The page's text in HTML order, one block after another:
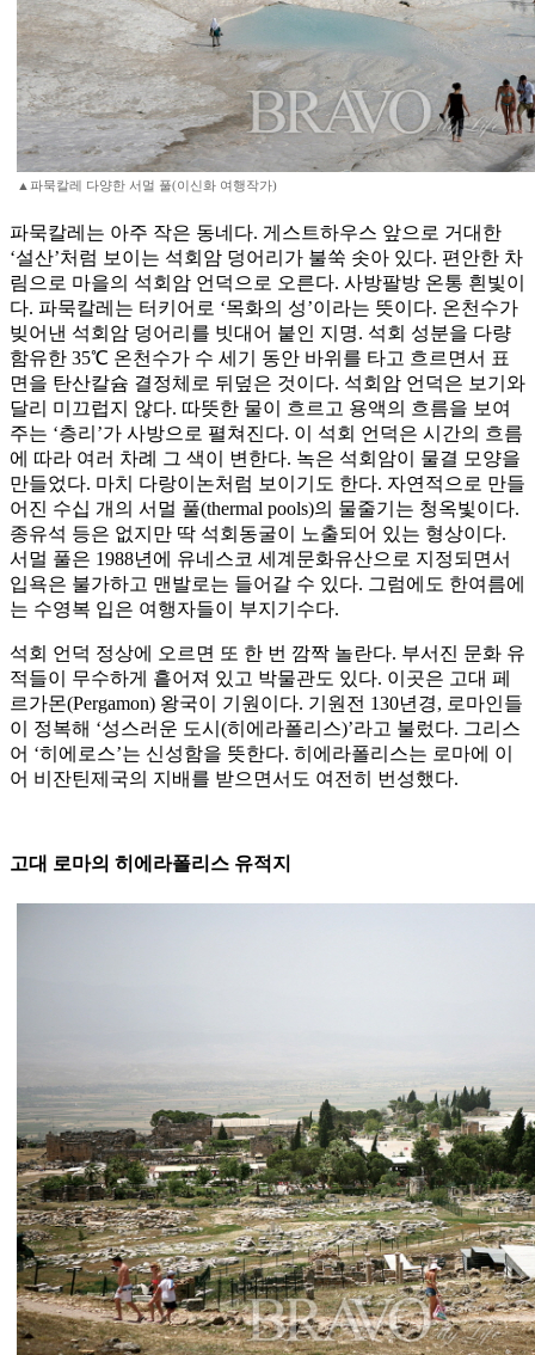
▲파묵칼레 다양한 서멀 풀(이신화 여행작가)
파묵칼레는 아주 작은 동네다. 게스트하우스 앞으로 거대한
‘설산’처럼 보이는 석회암 덩어리가 불쑥 솟아 있다. 편안한 차
림으로 마을의 석회암 언덕으로 오른다. 사방팔방 온통 흰빛이
다. 파묵칼레는 터키어로 ‘목화의 성’이라는 뜻이다. 온천수가
빚어낸 석회암 덩어리를 빗대어 붙인 지명. 석회 성분을 다량
함유한 35℃ 온천수가 수 세기 동안 바위를 타고 흐르면서 표
면을 탄산칼슘 결정체로 뒤덮은 것이다. 석회암 언덕은 보기와
달리 미끄럽지 않다. 따뜻한 물이 흐르고 용액의 흐름을 보여
주는 ‘층리’가 사방으로 펼쳐진다. 이 석회 언덕은 시간의 흐름
에 따라 여러 차례 그 색이 변한다. 녹은 석회암이 물결 모양을
만들었다. 마치 다랑이논처럼 보이기도 한다. 자연적으로 만들
어진 수십 개의 서멀 풀(thermal pools)의 물줄기는 청옥빛이다.
종유석 등은 없지만 딱 석회동굴이 노출되어 있는 형상이다.
서멀 풀은 1988년에 유네스코 세계문화유산으로 지정되면서
입욕은 불가하고 맨발로는 들어갈 수 있다. 그럼에도 한여름에
는 수영복 입은 여행자들이 부지기수다.
석회 언덕 정상에 오르면 또 한 번 깜짝 놀란다. 부서진 문화 유
적들이 무수하게 흩어져 있고 박물관도 있다. 이곳은 고대 페
르가몬(Pergamon) 왕국이 기원이다. 기원전 130년경, 로마인들
이 정복해 ‘성스러운 도시(히에라폴리스)’라고 불렀다. 그리스
어 ‘히에로스’는 신성함을 뜻한다. 히에라폴리스는 로마에 이
어 비잔틴제국의 지배를 받으면서도 여전히 번성했다.
고대 로마의 히에라폴리스 유적지